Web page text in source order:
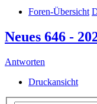
Foren-Übersicht
Neues 646 -
Antworten
Druckansicht